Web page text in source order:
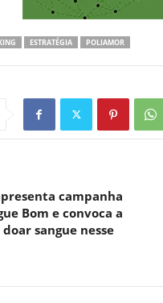
ESTRATÉGIA POLIAMOR
campanha
Bom e convoca a
sangue nesse